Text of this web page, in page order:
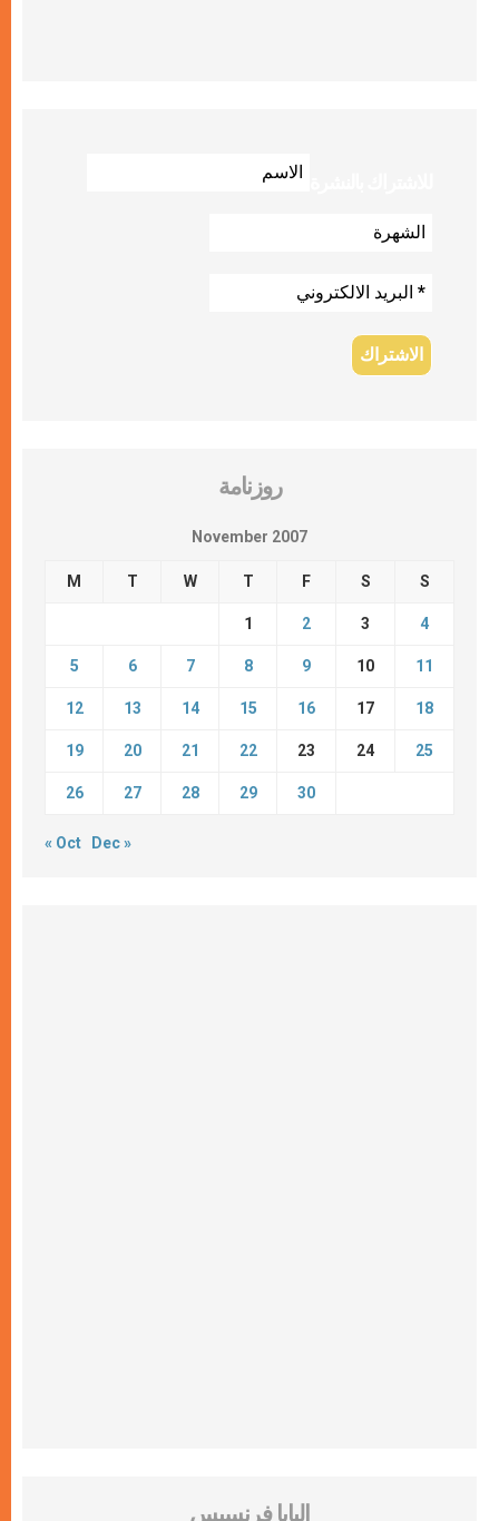
روزنامة
November 2007
M T W T F S S
1 2 3 4
5 6 7 8 9 10 11
12 13 14 15 16 17 18
19 20 21 22 23 24 25
26 27 28 29 30
« Oct Dec »
البابا فرنسيس